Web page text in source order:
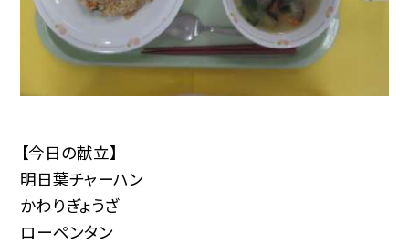
【今日の献立】
明日葉チャーハン
かわりぎょうざ
ローペンタン